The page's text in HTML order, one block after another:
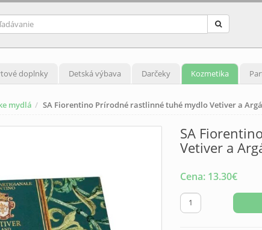
doplnky Detská výbava Darčeky Kozmetika
mydlá SA Fiorentino Prírodné rastlinné tuhé mydlo Vetiver a
SA
Vetiver a
Cena: 13.30€